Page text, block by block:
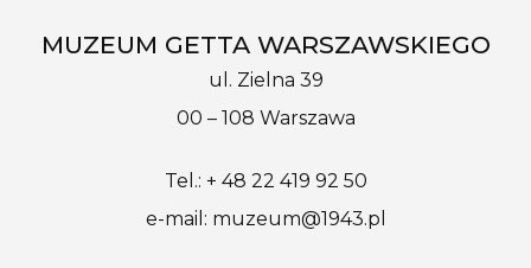
MUZEUM GETTA WARSZAWSKIEGO
ul. Zielna 39
00 – 108 Warszawa
Tel.: + 48 22 419 92 50
e-mail: muzeum@1943.pl